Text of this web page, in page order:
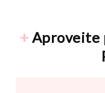
+ Aproveite